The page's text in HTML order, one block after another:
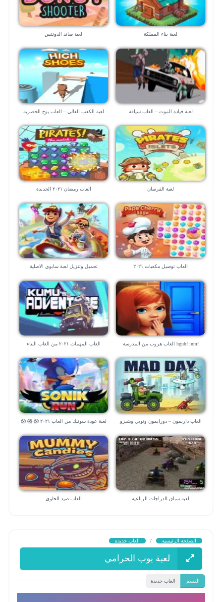
لعبة بناء المملكة لعبة صائد الدونتس
لعبة قيادة الموت – العاب سياقة لعبة الكعب العالي – العاب بوح الحصرية
لعبة القرصان العاب رمضان ٢٠٢١ الجديدة
العاب توصيل مكعبات ٢٠٢١ تحميل وتنزيل لعبة سابوي الاصلية
hguhf inmf العاب هروب من المدرسة العاب المهمات ٢٠٢١ من العاب البناء
العاب داريمون – دورايمون ونوبي وشيزو
لعبة عودة سونيك من العاب ٢٠٢١ 😱 😱 😱
لعبة سباق الدراجات الرباعية العاب صيد الحلوى
الصفحة الرئيسية / العاب جديدة
لعبة بوب الحرامي
القسم العاب جديدة